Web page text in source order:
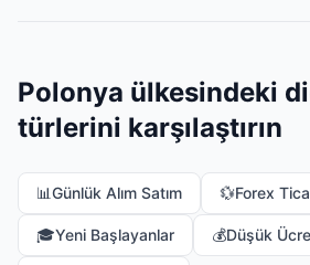
Polonya ülkesindeki
türlerini karşılaştırın
📊Günlük Alım Satım 💱Forex
🎓Yeni Başlayanlar 💰Düşük